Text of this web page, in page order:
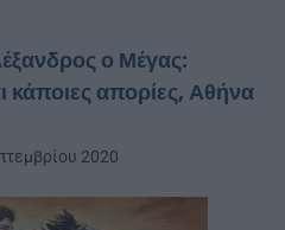
ο Μέγας:
απορίες, Αθήνα
2020